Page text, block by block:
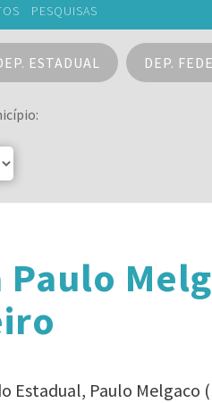
PESQUISAS
ESTADUAL DEP.
Estadual, Paulo Melgaco